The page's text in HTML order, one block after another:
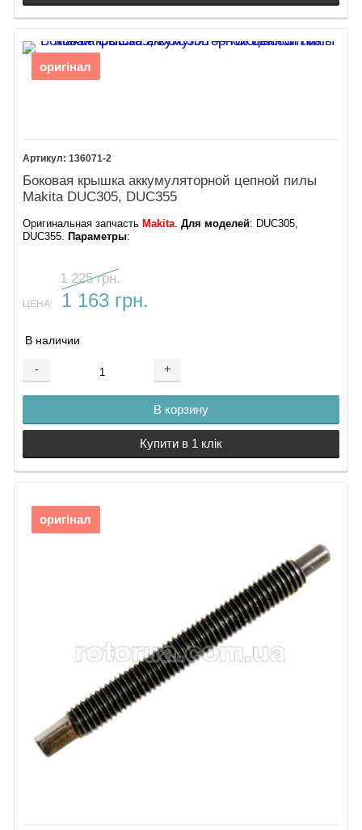
оригінал
136071-2
Боковая крышка аккумуляторной цепной пилы
Makita DUC305, DUC355
Оригинальная запчасть Makita.Для моделей: DUC305,
DUC355. Параметры:
1 225 грн.
ЦЕНА: 1 163 грн.
В наличии
- +
В корзину
Купити в 1 клік
оригінал